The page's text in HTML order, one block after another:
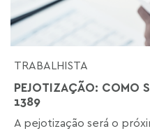
TRABALHISTA
PEJOTIZAÇÃO: COMO
1389
A pejotização será o